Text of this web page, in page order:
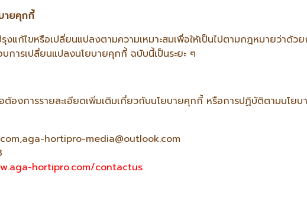
ายคุกกี้
งแก้ไขหรือเปลี่ยนแปลงตามความเหมาะสมเพื่อให้เป็นไปตามกฎหมายว่า
บการเปลี่ยนแปลงนโยบายคุกกี้ ฉบับนี้เป็นระยะ ๆ
ต้องการรายละเอียดเพิ่มเติมเกี่ยวกับนโยบายคุกกี้ หรือการปฏิบัติตามนโย
hortipro-media@outlook.com
hortipro.com/contactus